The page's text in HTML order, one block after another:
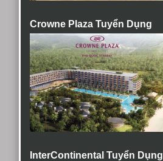
Crowne Plaza Tuyển Dụng
InterContinental Tuyển Dụng